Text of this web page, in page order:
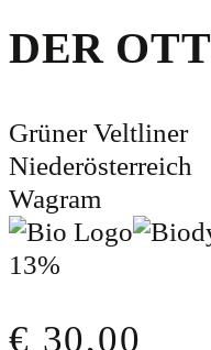
DER OTT
Grüner Veltliner
Niederösterreich
Wagram
13%
€ 30,00